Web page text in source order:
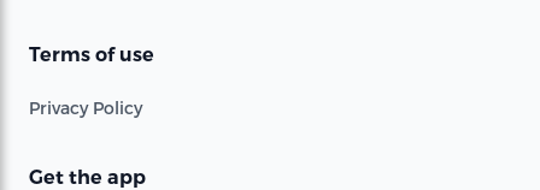
Terms of use
Privacy Policy
Get the app